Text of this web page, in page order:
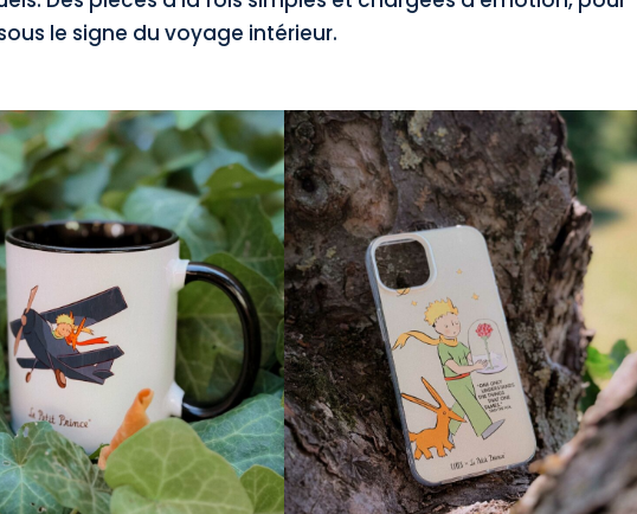
le signe du voyage intérieur.